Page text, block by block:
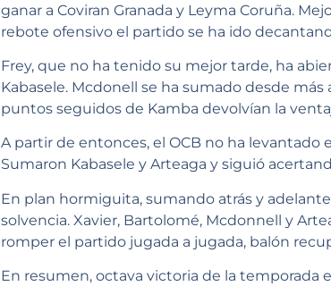
ganar a Coviran Granada y Leyma Coruña.
rebote ofensivo el partido se ha ido
Frey, que no ha tenido su mejor tarde, ha
Kabasele. Mcdonell se ha sumado desde
puntos seguidos de Kamba devolvían la
A partir de entonces, el OCB no ha levantado
Sumaron Kabasele y Arteaga y siguió
En plan hormiguita, sumando atrás y
solvencia. Xavier, Bartolomé, Mcdonnell y
romper el partido jugada a jugada, balón
En resumen, octava victoria de la temporada